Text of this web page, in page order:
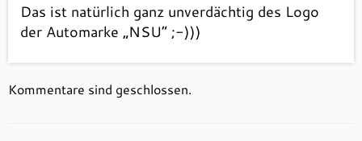
Das ist natürlich ganz unverdächtig des Logo
der Automarke „NSU“ ;-)))
Kommentare sind geschlossen.